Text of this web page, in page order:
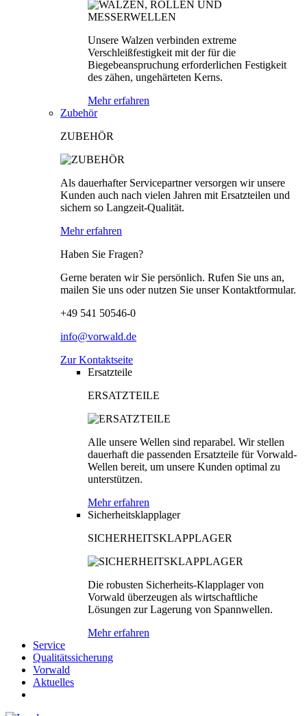
Unsere Walzen verbinden extreme
Verschleißfestigkeit mit der für die
Biegebeanspruchung erforderlichen Festigkeit
des zähen, ungehärteten Kerns.
Mehr erfahren
Zubehör
ZUBEHÖR
Als dauerhafter Servicepartner versorgen wir unsere
Kunden auch nach vielen Jahren mit Ersatzteilen und
sichern so Langzeit-Qualität.
Mehr erfahren
Haben Sie Fragen?
Gerne beraten wir Sie persönlich. Rufen Sie uns an,
mailen Sie uns oder nutzen Sie unser Kontaktformular.
+49 541 50546-0
info@vorwald.de
Zur Kontaktseite
Ersatzteile
ERSATZTEILE
Alle unsere Wellen sind reparabel. Wir stellen
dauerhaft die passenden Ersatzteile für Vorwald-
Wellen bereit, um unsere Kunden optimal zu
unterstützen.
Mehr erfahren
Sicherheitsklapplager
SICHERHEITSKLAPPLAGER
Die robusten Sicherheits-Klapplager von
Vorwald überzeugen als wirtschaftliche
Lösungen zur Lagerung von Spannwellen.
Mehr erfahren
Service
Qualitätssicherung
Vorwald
Aktuelles